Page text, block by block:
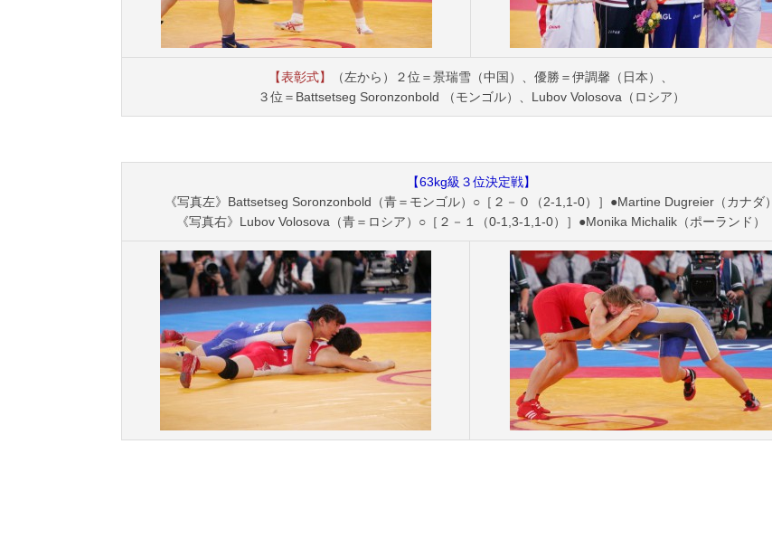
【表彰式】
（左から）２位＝景瑞雪（中国）、優勝＝伊調馨（日本）、
３位＝Battsetseg Soronzonbold （モンゴル）、Lubov Volosova（ロシア）
【63kg級３位決定戦】
《写真左》Battsetseg Soronzonbold（青＝モンゴル）○［２－０（2-1,1-0）］●Martine Dugreier（カナダ）
《写真右》Lubov Volosova（青＝ロシア）○［２－１（0-1,3-1,1-0）］●Monika Michalik（ポーランド）